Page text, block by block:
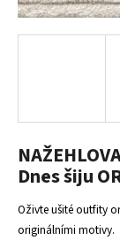
Dnes šiju
Oživte ušité outfity
originálními motivy.
a
j
?